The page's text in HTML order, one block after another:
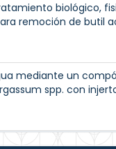
biológico,
remoción de butil
mediante un
spp. con